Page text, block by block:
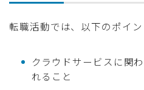
転職活動では、以下のポイン
クラウドサービスに関
れること